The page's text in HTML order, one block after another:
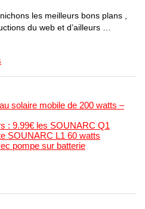
les meilleurs bons plans ,
du web et d’ailleurs …
solaire mobile de 200 watts –
: 9.99€ les SOUNARC Q1
SOUNARC L1 60 watts
pompe sur batterie